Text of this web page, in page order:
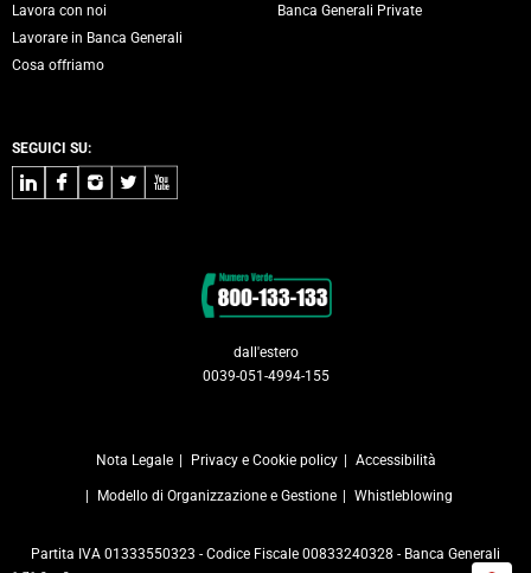
Lavora con noi
Lavorare in Banca Generali
Cosa offriamo
Banca Generali Private
SEGUICI SU:
LinkedInFacebook
Instagram
TwitterYoutube
dall'estero
0039-051-4994-155
Nota Legale Privacy e Cookie policy Accessibilità
Modello di Organizzazione e Gestione Whistleblowing
Partita IVA 01333550323 - Codice Fiscale 00833240328 - Banca Generali